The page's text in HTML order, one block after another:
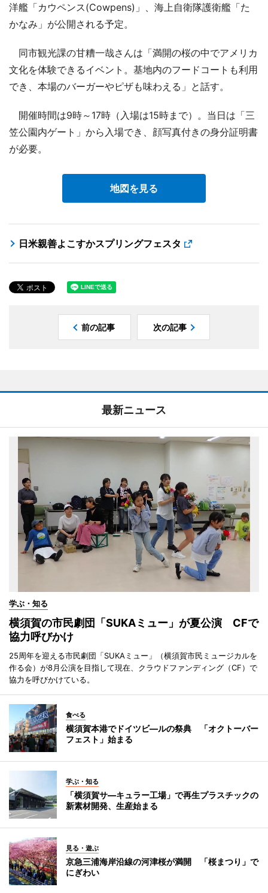
洋艦「カウペンス(Cowpens)」、海上自衛隊護衛艦「た
かなみ」が公開される予定。
同市観光課の甘糟一哉さんは「満開の桜の中でアメリカ
文化を体験できるイベント。基地内のフードコートも利用
でき、本場のバーガーやピザも味わえる」と話す。
開催時間は9時～17時（入場は15時まで）。当日は「三
笠公園内ゲート」から入場でき、顔写真付きの身分証明書
が必要。
地図を見る
日米親善よこすかスプリングフェスタ
前の記事 次の記事
最新ニュース
学ぶ・知る
横須賀の市民劇団「SUKAミュー」が夏公演 CFで
協力呼びかけ
25周年を迎える市民劇団「SUKAミュー」（横須賀市民ミュージカルを
作る会）が8月公演を目指して現在、クラウドファンディング（CF）で
協力を呼びかけている。
食べる
横須賀本港でドイツビ―ルの祭典 「オクトーバー
フェスト」始まる
学ぶ・知る
「横須賀サ―キュラー工場」で再生プラスチックの
新素材開発、生産始まる
見る・遊ぶ
京急三浦海岸沿線の河津桜が満開 「桜まつり」で
にぎわい